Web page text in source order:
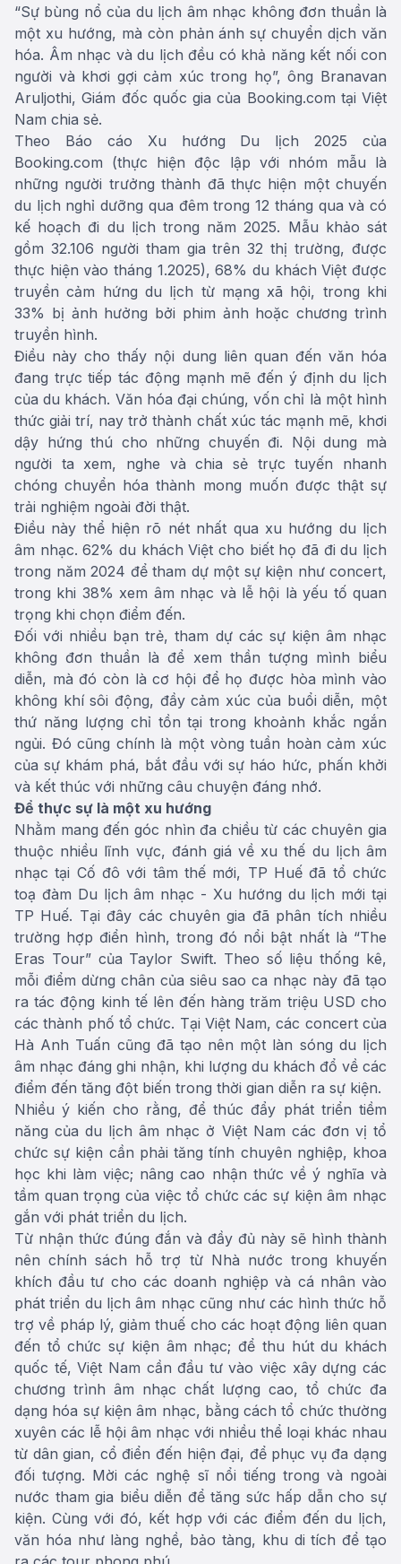
“Sự bùng nổ của du lịch âm nhạc không đơn thuần là
một xu hướng, mà còn phản ánh sự chuyển dịch văn
hóa. Âm nhạc và du lịch đều có khả năng kết nối con
người và khơi gợi cảm xúc trong họ”, ông Branavan
Aruljothi, Giám đốc quốc gia của Booking.com tại Việt
Nam chia sẻ.
Theo Báo cáo Xu hướng Du lịch 2025 của
Booking.com (thực hiện độc lập với nhóm mẫu là
những người trưởng thành đã thực hiện một chuyến
du lịch nghỉ dưỡng qua đêm trong 12 tháng qua và có
kế hoạch đi du lịch trong năm 2025. Mẫu khảo sát
gồm 32.106 người tham gia trên 32 thị trường, được
thực hiện vào tháng 1.2025), 68% du khách Việt được
truyền cảm hứng du lịch từ mạng xã hội, trong khi
33% bị ảnh hưởng bởi phim ảnh hoặc chương trình
truyền hình.
Điều này cho thấy nội dung liên quan đến văn hóa
đang trực tiếp tác động mạnh mẽ đến ý định du lịch
của du khách. Văn hóa đại chúng, vốn chỉ là một hình
thức giải trí, nay trở thành chất xúc tác mạnh mẽ, khơi
dậy hứng thú cho những chuyến đi. Nội dung mà
người ta xem, nghe và chia sẻ trực tuyến nhanh
chóng chuyển hóa thành mong muốn được thật sự
trải nghiệm ngoài đời thật.
Điều này thể hiện rõ nét nhất qua xu hướng du lịch
âm nhạc. 62% du khách Việt cho biết họ đã đi du lịch
trong năm 2024 để tham dự một sự kiện như concert,
trong khi 38% xem âm nhạc và lễ hội là yếu tố quan
trọng khi chọn điểm đến.
Đối với nhiều bạn trẻ, tham dự các sự kiện âm nhạc
không đơn thuần là để xem thần tượng mình biểu
diễn, mà đó còn là cơ hội để họ được hòa mình vào
không khí sôi động, đầy cảm xúc của buổi diễn, một
thứ năng lượng chỉ tồn tại trong khoảnh khắc ngắn
ngủi. Đó cũng chính là một vòng tuần hoàn cảm xúc
của sự khám phá, bắt đầu với sự háo hức, phấn khởi
và kết thúc với những câu chuyện đáng nhớ.
Để thực sự là một xu hướng
Nhằm mang đến góc nhìn đa chiều từ các chuyên gia
thuộc nhiều lĩnh vực, đánh giá về xu thế du lịch âm
nhạc tại Cố đô với tâm thế mới, TP Huế đã tổ chức
toạ đàm Du lịch âm nhạc - Xu hướng du lịch mới tại
TP Huế. Tại đây các chuyên gia đã phân tích nhiều
trường hợp điển hình, trong đó nổi bật nhất là “The
Eras Tour” của Taylor Swift. Theo số liệu thống kê,
mỗi điểm dừng chân của siêu sao ca nhạc này đã tạo
ra tác động kinh tế lên đến hàng trăm triệu USD cho
các thành phố tổ chức. Tại Việt Nam, các concert của
Hà Anh Tuấn cũng đã tạo nên một làn sóng du lịch
âm nhạc đáng ghi nhận, khi lượng du khách đổ về các
điểm đến tăng đột biến trong thời gian diễn ra sự kiện.
Nhiều ý kiến cho rằng, để thúc đẩy phát triển tiềm
năng của du lịch âm nhạc ở Việt Nam các đơn vị tổ
chức sự kiện cần phải tăng tính chuyên nghiệp, khoa
học khi làm việc; nâng cao nhận thức về ý nghĩa và
tầm quan trọng của việc tổ chức các sự kiện âm nhạc
gắn với phát triển du lịch.
Từ nhận thức đúng đắn và đầy đủ này sẽ hình thành
nên chính sách hỗ trợ từ Nhà nước trong khuyến
khích đầu tư cho các doanh nghiệp và cá nhân vào
phát triển du lịch âm nhạc cũng như các hình thức hỗ
trợ về pháp lý, giảm thuế cho các hoạt động liên quan
đến tổ chức sự kiện âm nhạc; để thu hút du khách
quốc tế, Việt Nam cần đầu tư vào việc xây dựng các
chương trình âm nhạc chất lượng cao, tổ chức đa
dạng hóa sự kiện âm nhạc, bằng cách tổ chức thường
xuyên các lễ hội âm nhạc với nhiều thể loại khác nhau
từ dân gian, cổ điển đến hiện đại, để phục vụ đa dạng
đối tượng. Mời các nghệ sĩ nổi tiếng trong và ngoài
nước tham gia biểu diễn để tăng sức hấp dẫn cho sự
kiện. Cùng với đó, kết hợp với các điểm đến du lịch,
văn hóa như làng nghề, bảo tàng, khu di tích để tạo